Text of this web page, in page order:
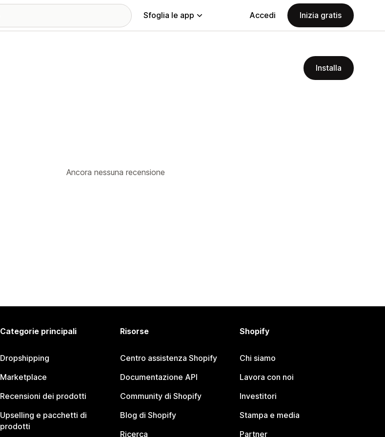
Sfoglia le app Accedi Inizia gratis
Installa
Ancora nessuna recensione
Categorie principali
Dropshipping
Marketplace
Recensioni dei prodotti
Upselling e pacchetti di
prodotti
Risorse
Centro assistenza Shopify
Documentazione API
Community di Shopify
Blog di Shopify
Ricerca
Shopify
Chi siamo
Lavora con noi
Investitori
Stampa e media
Partner